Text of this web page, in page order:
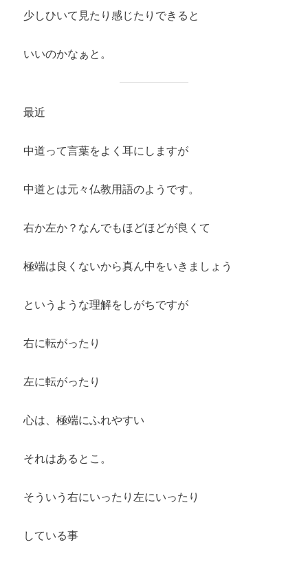
少しひいて見たり感じたりできると
いいのかなぁと。
最近
中道って言葉をよく耳にしますが
中道とは元々仏教用語のようです。
右か左か？なんでもほどほどが良くて
極端は良くないから真ん中をいきましょう
というような理解をしがちですが
右に転がったり
左に転がったり
心は、極端にふれやすい
それはあるとこ。
そういう右にいったり左にいったり
している事